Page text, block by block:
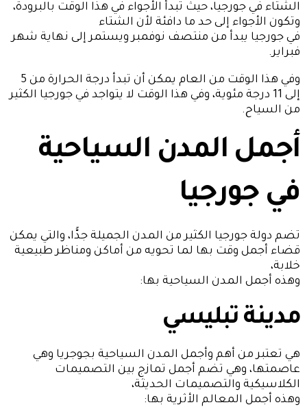
الشتاء في جورجيا، حيث تبدأ الأجواء في هذا الوقت بالبرودة،
وتكون الأجواء إلى حد ما دافئة لأن الشتاء
في جورجيا يبدأ من منتصف نوفمبر ويستمر إلى نهاية شهر
فبراير.
وفي هذا الوقت من العام يمكن أن تبدأ درجة الحرارة من 5
إلى 11 درجة مئوية، وفي هذا الوقت لا يتواجد في جورجيا الكثير
من السياح.
أجمل المدن السياحية
في جورجيا
تضم دولة جورجيا الكثير من المدن الجميلة جدًّا، والتي يمكن
قضاء أجمل وقت بها لما تحويه من أماكن ومناظر طبيعية
خلابة،
وهذه أجمل المدن السياحية بها:
مدينة تبليسي
هي تعتبر من أهم وأجمل المدن السياحية بجوجريا وهي
عاصمتها، وهي تضم أجمل تمازج بين التصميمات
الكلاسيكية والتصميمات الحديثة،
وهذه أجمل المعالم الأثرية بها: